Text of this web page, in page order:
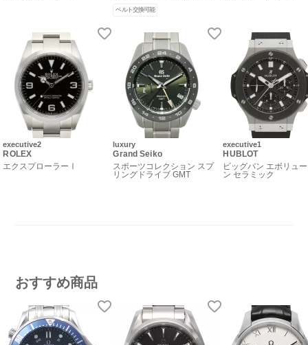
executive2
ROLEX
エクスプローラーⅠ
ベルト交換可能
luxury
Grand Seiko
スポーツコレクション スプ
リングドライブ GMT
executive1
HUBLOT
ビッグバン エボリュ
ン セラミック
おすすめ商品